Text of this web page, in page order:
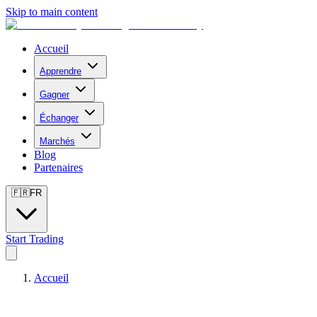
Skip to main content
Accueil
Apprendre
Gagner
Échanger
Marchés
Blog
Partenaires
🇫🇷FR
Start Trading
Accueil